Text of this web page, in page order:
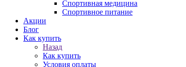
Спортивная медицина
Спортивное питание
Акции
Блог
Как купить
Назад
Как купить
Условия оплаты